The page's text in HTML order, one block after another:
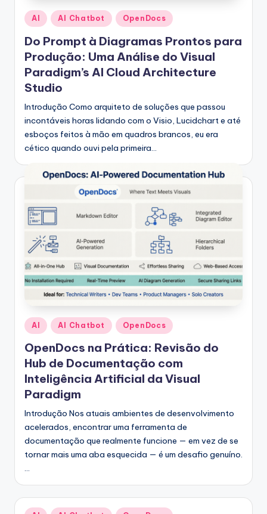
Posted
in
AI AI Chatbot OpenDocs
Do Prompt à Diagramas Prontos para
Produção: Uma Análise do Visual
Paradigm’s AI Cloud Architecture
Studio
Introdução Como arquiteto de soluções que passou
incontáveis horas lidando com o Visio, Lucidchart e até
esboços feitos à mão em quadros brancos, eu era
cético quando ouvi pela primeira…
Posted
in
AI AI Chatbot OpenDocs
OpenDocs na Prática: Revisão do
Hub de Documentação com
Inteligência Artificial da Visual
Paradigm
Introdução Nos atuais ambientes de desenvolvimento
acelerados, encontrar uma ferramenta de
documentação que realmente funcione — em vez de se
tornar mais uma aba esquecida — é um desafio genuíno.
…